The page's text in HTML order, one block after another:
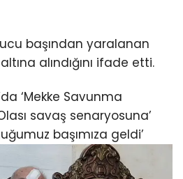
başından yaralanan
alındığını ifade etti.
‘Mekke Savunma
savaş senaryosuna’
başımıza geldi’